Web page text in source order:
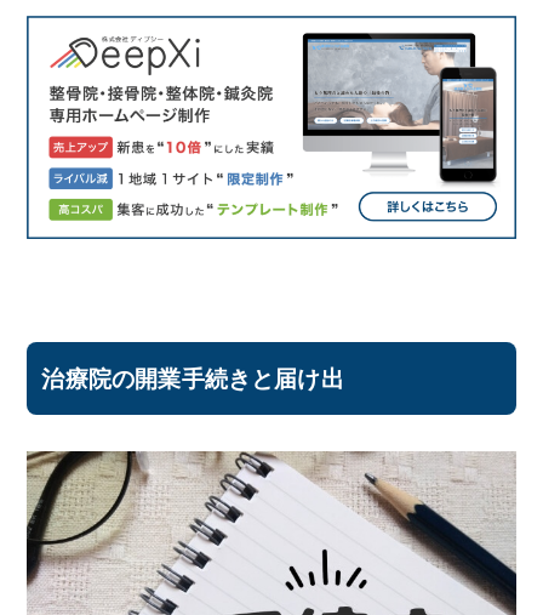
治療院の開業手続きと届け出